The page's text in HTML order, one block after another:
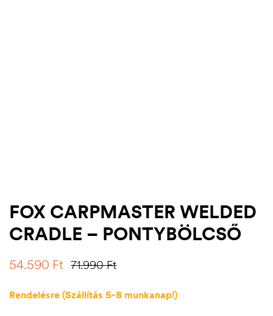
FOX CARPMASTER WELDED
CRADLE – PONTYBÖLCSŐ
71.990Ft
54.590 Ft
Rendelésre (Szállítás 5-8 munkanap!)